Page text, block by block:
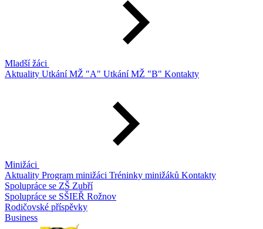
Mladší žáci
Aktuality Utkání MŽ "A" Utkání MŽ "B" Kontakty
Minižáci
Aktuality Program minižáci Tréninky minižáků Kontakty
Spolupráce se ZŠ Zubří
Spolupráce se SŠIEŘ Rožnov
Rodičovské příspěvky
Business